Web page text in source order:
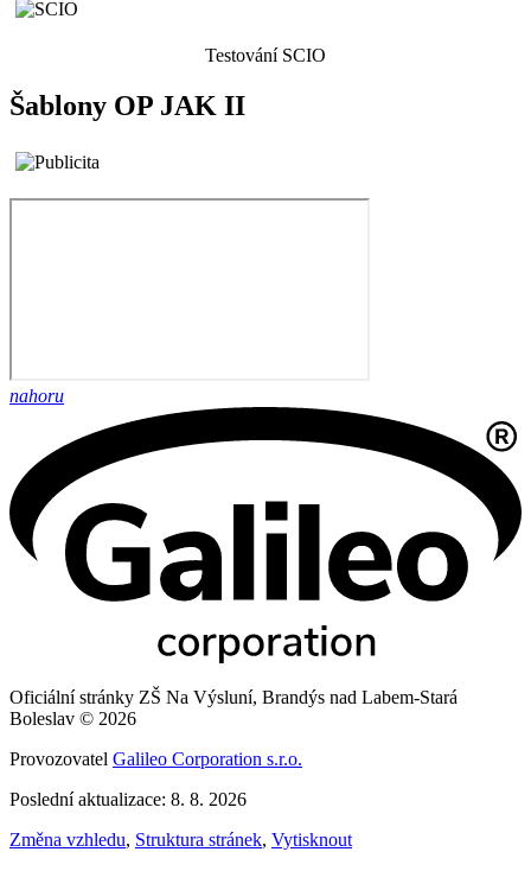
Testování SCIO
Šablony OP JAK II
nahoru
Oficiální stránky ZŠ Na Výsluní, Brandýs nad Labem-Stará
Boleslav © 2026
Provozovatel Galileo Corporation s.r.o.
Poslední aktualizace: 8. 8. 2026
Změna vzhledu, Struktura stránek, Vytisknout